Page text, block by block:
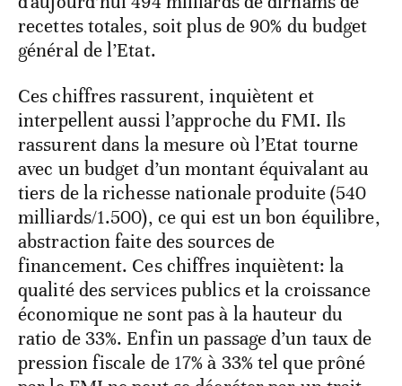
recettes totales, soit plus de 90% du budget
général de l’Etat.
Ces chiffres rassurent, inquiètent et
interpellent aussi l’approche du FMI. Ils
rassurent dans la mesure où l’Etat tourne
avec un budget d’un montant équivalant au
tiers de la richesse nationale produite (540
milliards/1.500), ce qui est un bon équilibre,
abstraction faite des sources de
financement. Ces chiffres inquiètent: la
qualité des services publics et la croissance
économique ne sont pas à la hauteur du
ratio de 33%. Enfin un passage d’un taux de
pression fiscale de 17% à 33% tel que prôné